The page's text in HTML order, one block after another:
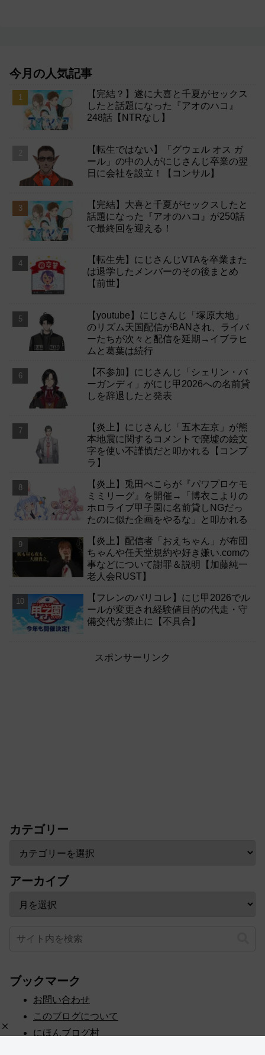
今月の人気記事
【完結？】遂に大喜と千夏がセックス
したと話題になった『アオのハコ』
248話【NTRなし】
【転生ではない】「グウェル オス ガ
ール」の中の人がにじさんじ卒業の翌
日に会社を設立！【コンサル】
【完結】大喜と千夏がセックスしたと
話題になった『アオのハコ』が250話
で最終回を迎える！
【転生先】にじさんじVTAを卒業また
は退学したメンバーのその後まとめ
【前世】
【youtube】にじさんじ「塚原大地」
のリズム天国配信がBANされ、ライバ
ーたちが次々と配信を延期→イブラヒ
ムと葛葉は続行
【不参加】にじさんじ「シェリン・バ
ーガンディ」がにじ甲2026への名前貸
しを辞退したと発表
【炎上】にじさんじ「五木左京」が熊
本地震に関するコメントで廃墟の絵文
字を使い不謹慎だと叩かれる【コンプ
ラ】
【炎上】兎田ぺこらが『パワプロケモ
ミミリーグ』を開催→「博衣こよりの
ホロライブ甲子園に名前貸しNGだっ
たのに似た企画をやるな」と叩かれる
【炎上】配信者「おえちゃん」が布団
ちゃんや任天堂規約や好き嫌い.comの
事などについて謝罪＆説明【加藤純一
老人会RUST】
【フレンのパリコレ】にじ甲2026でル
ールが変更され経験値目的の代走・守
備交代が禁止に【不具合】
スポンサーリンク
カテゴリー
アーカイブ
ブックマーク
お問い合わせ
このブログについて
にほんブログ村